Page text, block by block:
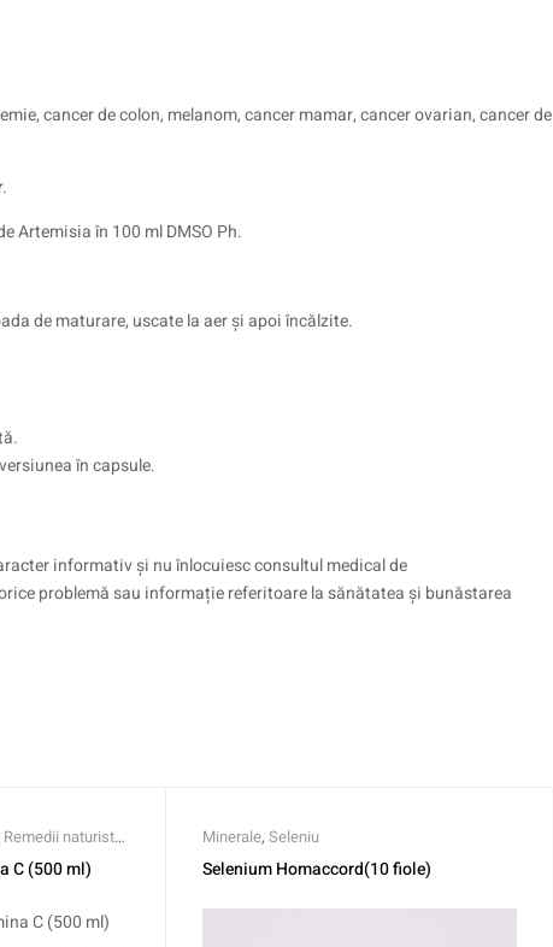
cancer de colon, melanom, cancer mamar, cancer ovarian, cancer de
Artemisia în 100 ml DMSO Ph.
de maturare, uscate la aer și apoi încălzite.
în capsule.
informativ și nu înlocuiesc consultul medical de
problemă sau informație referitoare la sănătatea și bunăstarea
Remedii naturiste,
C (500 ml)
Minerale, Seleniu
Selenium Homaccord(10 fiole)